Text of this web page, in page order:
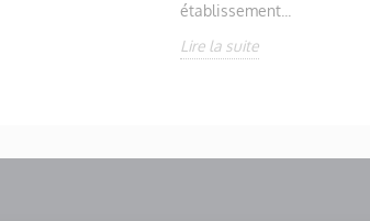
établissement...
Lire la suite